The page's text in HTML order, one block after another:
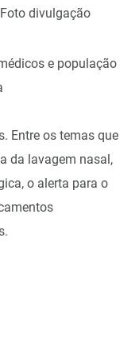
Foto divulgação
e população
Entre os temas que
da lavagem nasal,
o alerta para o